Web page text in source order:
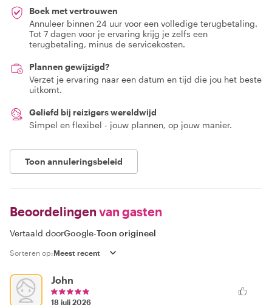
Boek met vertrouwen
Annuleer binnen 24 uur voor een volledige terugbetaling.
Tot 7 dagen voor je ervaring krijg je zelfs een
terugbetaling, minus de servicekosten.
Plannen gewijzigd?
Verzet je ervaring naar een datum en tijd die jou het beste
uitkomt.
Geliefd bij reizigers wereldwijd
Simpel en flexibel - jouw plannen, op jouw manier.
Toon annuleringsbeleid
Beoordelingen van gasten
Vertaald doorGoogle-Toon origineel
Sorteren op:
John
18 juli 2026